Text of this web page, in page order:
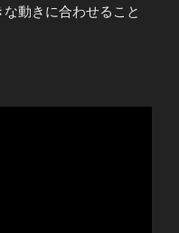
動きに合わせること